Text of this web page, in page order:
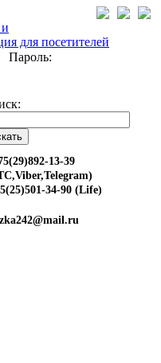
для посетителей
Пароль:
13-39
34-90 (Life)